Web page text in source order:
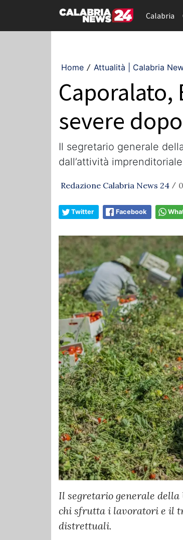
Calabria
Home / Attualità | Calabria
severe
Il segretario generale
dall’attività
Redazione Calabria News 24 /
Twitter Facebook
Il segretario generale
chi sfrutta i lavoratori e il
distrettuali.